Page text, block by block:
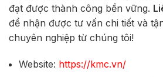
đạt được thành công bền vững.
để nhận được tư vấn chi tiết và
chuyên nghiệp từ chúng tôi!
Website: https://kmc.vn/